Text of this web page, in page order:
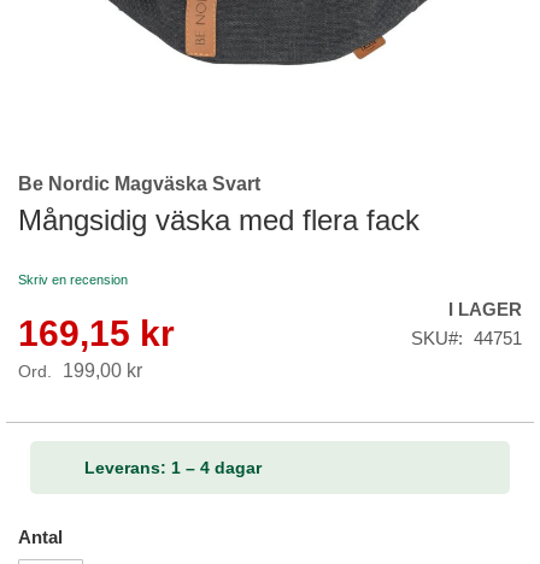
Skip
to
the
of
images
gallery
Be Nordic Magväska Svart
Mångsidig väska med flera fack
Skriv en recension
Reapris
169,15 kr
Ord. 199,00 kr
I LAGER
SKU
44751
Leverans: 1 – 4 dagar
Antal